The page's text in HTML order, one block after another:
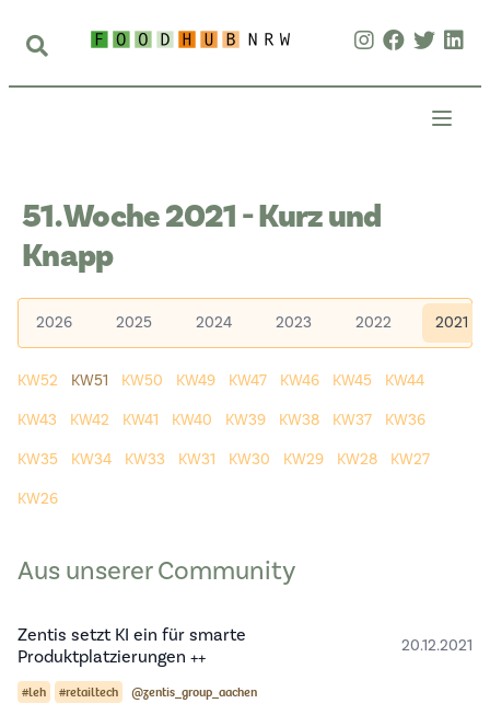
51. Woche 2021 - Kurz und
Knapp
2026 2025 2024 2023 2022 2021
KW52 KW51 KW50 KW49 KW47 KW46 KW45
KW44
KW43
KW42 KW41 KW40 KW39 KW38 KW37
KW36
KW35
KW34 KW33 KW31 KW30 KW29 KW28
KW27
KW26
Aus unserer Community
Zentis setzt KI ein für smarte
Produktplatzierungen ++
20.12.2021
#leh #retailtech @zentis_group_aachen